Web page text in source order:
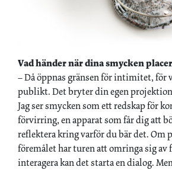
Vad händer när dina smycken
– Då öppnas gränsen för intimitet, för
publikt. Det bryter din egen
Jag ser smycken som ett redskap för
förvirring, en apparat som får dig att
reflektera kring varför du bär det. Om
föremålet har turen att omringa sig av
interagera kan det starta en dialog.